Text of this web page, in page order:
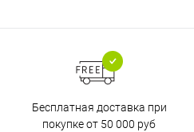
Бесплатная доставка при
покупке от 50 000 руб